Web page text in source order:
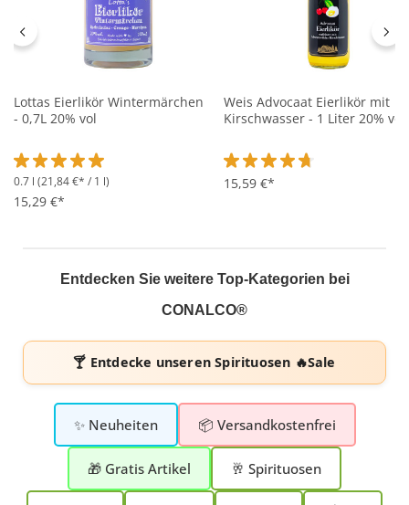
Lottas Eierlikör Wintermärchen
- 0,7L 20% vol
Durchschnittliche Bewertung von 5 von 5 Sternen
0.7 l (21,84 €* / 1 l)
15,29 €*
Weis Advocaat Eierlikör mit
Kirschwasser - 1 Liter 20% vol
Durchschnittliche
15,59 €*
Entdecken Sie weitere Top-Kategorien bei
CONALCO®
🍸 Entdecke unserenSpirituosen 🔥Sale
✨ Neuheiten 📦 Versandkostenfrei
🎁 Gratis Artikel 🥂 Spirituosen